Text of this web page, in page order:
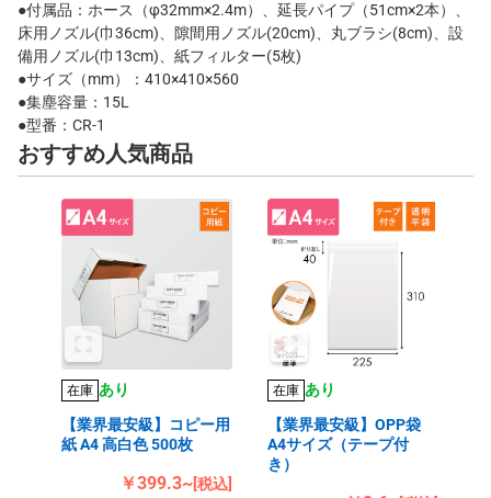
●付属品：ホース（φ32mm×2.4m）、延長パイプ（51cm×2本）、
床用ノズル(巾36cm)、隙間用ノズル(20cm)、丸ブラシ(8cm)、設
備用ノズル(巾13cm)、紙フィルター(5枚)
●サイズ（mm）：410×410×560
●集塵容量：15L
●型番：CR-1
おすすめ人気商品
在庫 あり
【業界最安級】コピー用
紙 A4 高白色 500枚
￥399.3~[税込]
在庫 あり
【業界最安級】OPP袋
A4サイズ（テープ付
き）